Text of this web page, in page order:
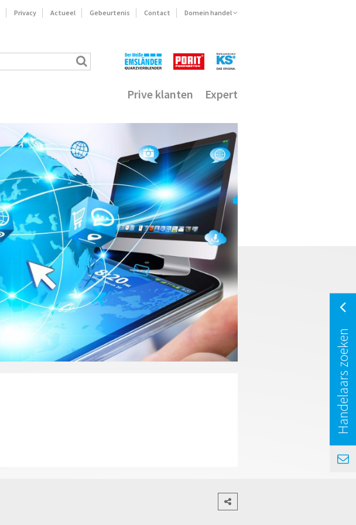
Privacy Actueel Gebeurtenis Contact Domein handel
Prive klanten Expert
Handelaars zoeken